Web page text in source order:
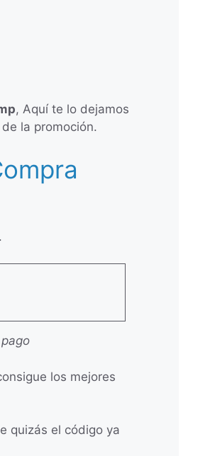
, Aquí te lo dejamos
la promoción.
los mejores
quizás el código ya